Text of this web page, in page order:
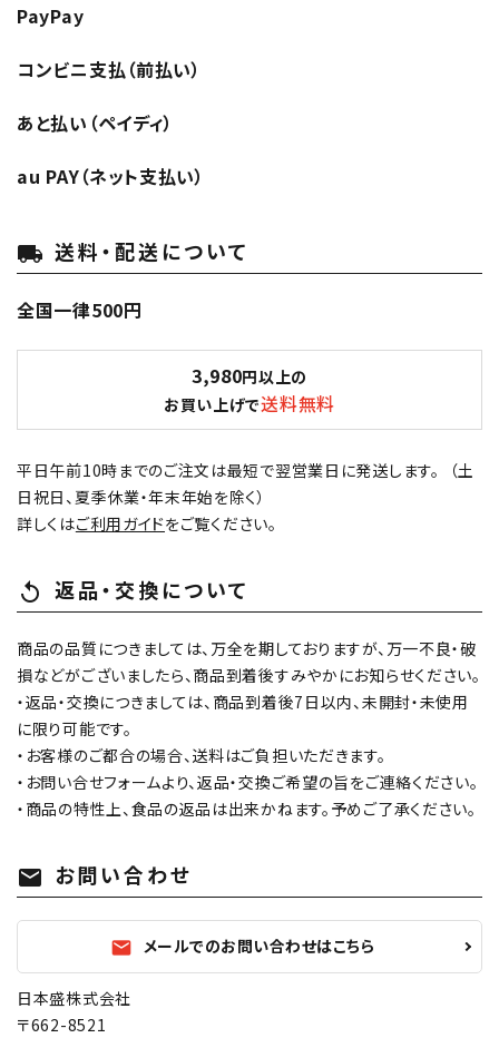
PayPay
コンビニ支払（前払い）
あと払い（ペイディ）
au PAY（ネット支払い）
local_shipping 送料・配送について
全国一律500円
3,980円以上の
お買い上げで送料無料
平日午前10時までのご注文は最短で翌営業日に発送します。 （土
日祝日、夏季休業・年末年始を除く）
詳しくはご利用ガイドをご覧ください。
replay 返品・交換について
商品の品質につきましては、万全を期しておりますが、万一不良・破
損などがございましたら、商品到着後すみやかにお知らせください。
・返品・交換につきましては、商品到着後7日以内、未開封・未使用
に限り可能です。
・お客様のご都合の場合、送料はご負担いただきます。
・お問い合せフォームより、返品・交換ご希望の旨をご連絡ください。
・商品の特性上、食品の返品は出来かねます。予めご了承ください。
mail お問い合わせ
mail メールでのお問い合わせはこちら
日本盛株式会社
〒662-8521